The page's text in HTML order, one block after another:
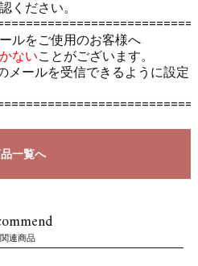
ください。
ルをご使用のお客様へ
ないことがございます。
メールを受信できるように設定
一覧へ
関連商品